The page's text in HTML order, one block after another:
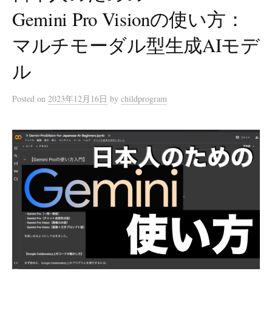
Gemini Pro Visionの使い方：
マルチモーダル型生成AIモデ
ル
Posted on 2023年12月16日 by childprogram